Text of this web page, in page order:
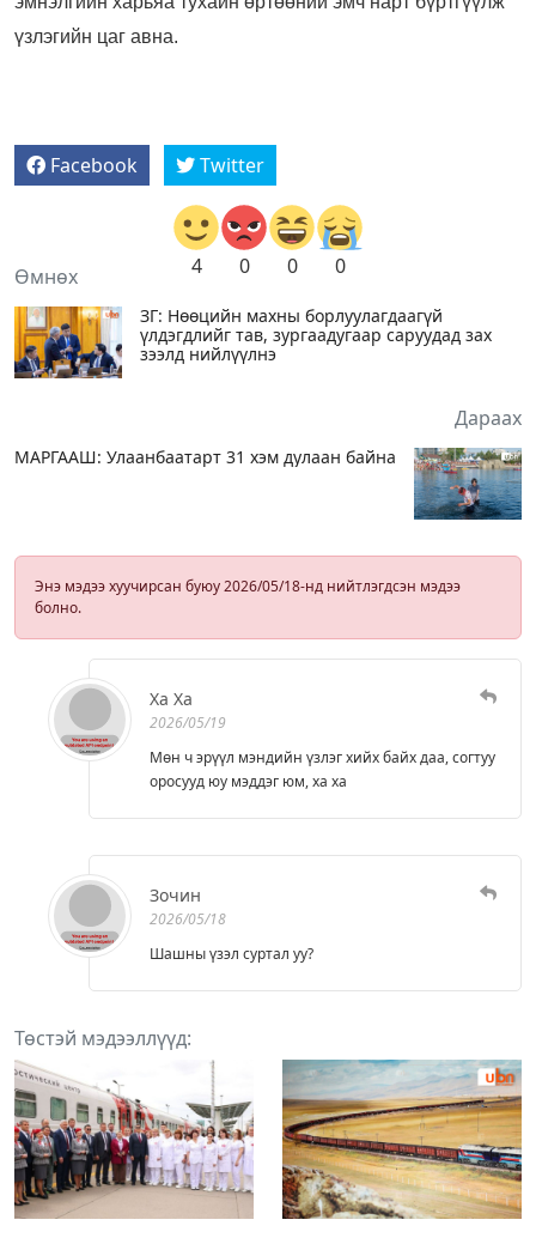
үзлэгийн цаг авна.
Facebook Twitter
4 0 0 0
Өмнөх
ЗГ: Нөөцийн махны борлуулагдаагүй
үлдэгдлийг тав, зургаадугаар саруудад зах
зээлд нийлүүлнэ
Дараах
МАРГААШ: Улаанбаатарт 31 хэм дулаан байна
Энэ мэдээ хуучирсан буюу 2026/05/18-нд нийтлэгдсэн мэдээ
болно.
Ха Ха
2026/05/19
Мөн ч эрүүл мэндийн үзлэг хийх байх даа, согтуу
оросууд юу мэддэг юм, ха ха
Зочин
2026/05/18
Шашны үзэл суртал уу?
Төстэй мэдээллүүд: